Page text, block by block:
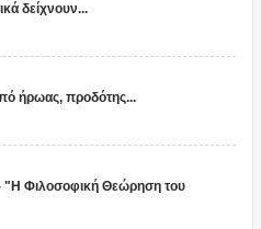
δείχνουν...
ήρωας, προδότης...
"Η Φιλοσοφική Θεώρηση του